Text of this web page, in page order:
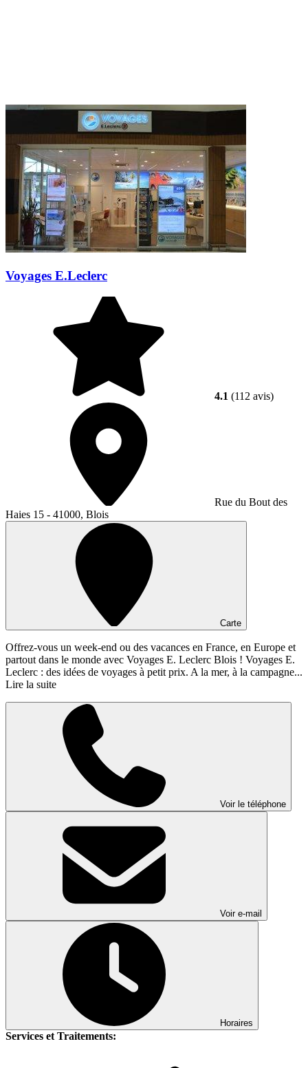
Voyages E.Leclerc
4.1 (112 avis)
Rue du Bout des
Haies 15 - 41000, Blois
Carte
Offrez-vous un week-end ou des vacances en France, en Europe et
partout dans le monde avec Voyages E. Leclerc Blois ! Voyages E.
Leclerc : des idées de voyages à petit prix. A la mer, à la campagne...
Lire la suite
Voir le téléphone
Voir e-mail
Horaires
Services et Traitements: